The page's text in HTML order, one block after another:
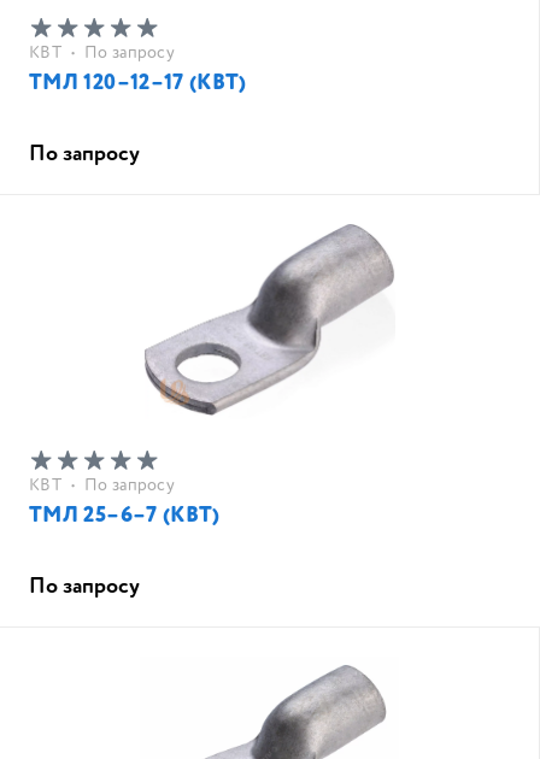
КВТ • По запросу
ТМЛ 120–12–17 (КВТ)
По запросу
КВТ • По запросу
ТМЛ 25–6–7 (КВТ)
По запросу